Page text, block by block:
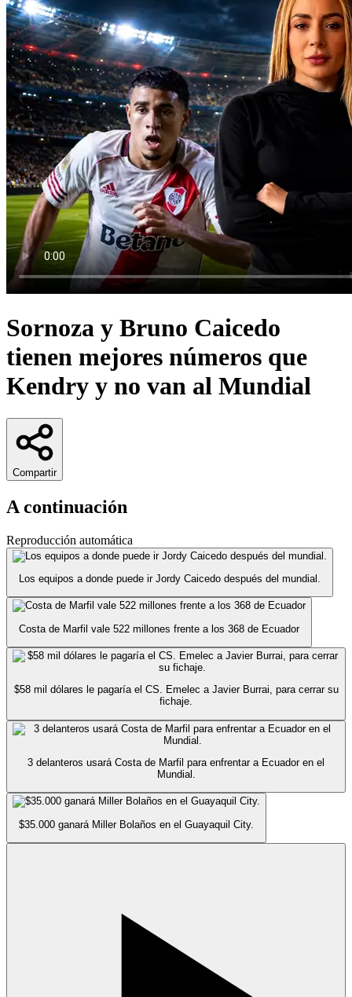
Sornoza y Bruno Caicedo
tienen mejores números que
Kendry y no van al Mundial
Compartir
A continuación
Reproducción automática
Los equipos a donde puede ir Jordy Caicedo después del mundial.
Costa de Marfil vale 522 millones frente a los 368 de Ecuador
$58 mil dólares le pagaría el CS. Emelec a Javier Burrai, para cerrar su
fichaje.
3 delanteros usará Costa de Marfil para enfrentar a Ecuador en el
Mundial.
$35.000 ganará Miller Bolaños en el Guayaquil City.